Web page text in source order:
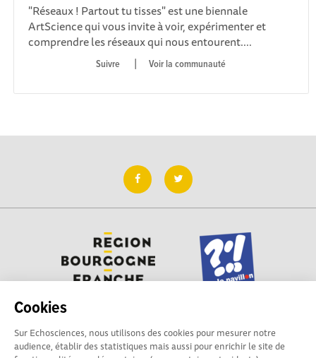
Cookies
Sur Echosciences, nous utilisons des cookies pour mesurer notre
audience, établir des statistiques mais aussi pour enrichir le site de
"Réseaux ! Partout tu tisses" est une biennale
ArtScience qui vous invite à voir, expérimenter et
comprendre les réseaux qui nous entourent....
|
Voir la communauté
Besoin d'aide pour utiliser Echosciences ? Écrivez vos
questions aux administrateurs de la plateforme